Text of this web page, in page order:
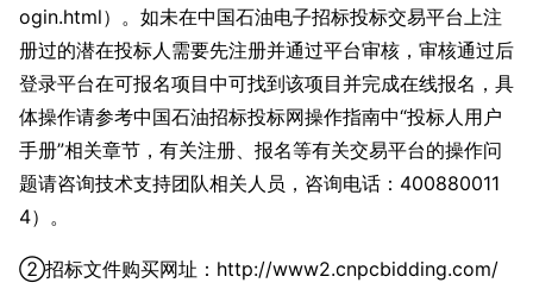
ogin.html）。如未在中国石油电子招标投标交易平台上注
册过的潜在投标人需要先注册并通过平台审核，审核通过后
登录平台在可报名项目中可找到该项目并完成在线报名，具
体操作请参考中国石油招标投标网操作指南中“投标人用户
手册”相关章节，有关注册、报名等有关交易平台的操作问
题请咨询技术支持团队相关人员，咨询电话：400880011
4）。
②招标文件购买网址：http://www2.cnpcbidding.com/